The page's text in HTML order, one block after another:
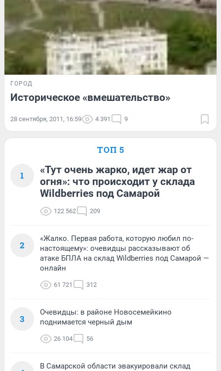
ГОРОД
Историческое «вмешательство»
28 сентября, 2011, 16:59 4 391 9
ТОП 5
1
«Тут очень жарко, идет жар от
огня»: что происходит у склада
Wildberries под Самарой
122 562 209
2
«Жалко. Первая работа, которую любил по-
настоящему»: очевидцы рассказывают об
атаке БПЛА на склад Wildberries под Самарой —
онлайн
61 721 312
3
Очевидцы: в районе Новосемейкино
поднимается черный дым
26 104 56
В Самарской области эвакуировали склад